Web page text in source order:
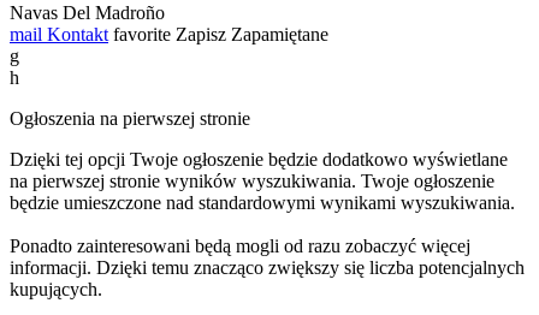
Navas Del Madroño
mail Kontakt favorite Zapisz Zapamiętane
g
h
Ogłoszenia na pierwszej stronie
Dzięki tej opcji Twoje ogłoszenie będzie dodatkowo wyświetlane
na pierwszej stronie wyników wyszukiwania. Twoje ogłoszenie
będzie umieszczone nad standardowymi wynikami wyszukiwania.
Ponadto zainteresowani będą mogli od razu zobaczyć więcej
informacji. Dzięki temu znacząco zwiększy się liczba potencjalnych
kupujących.